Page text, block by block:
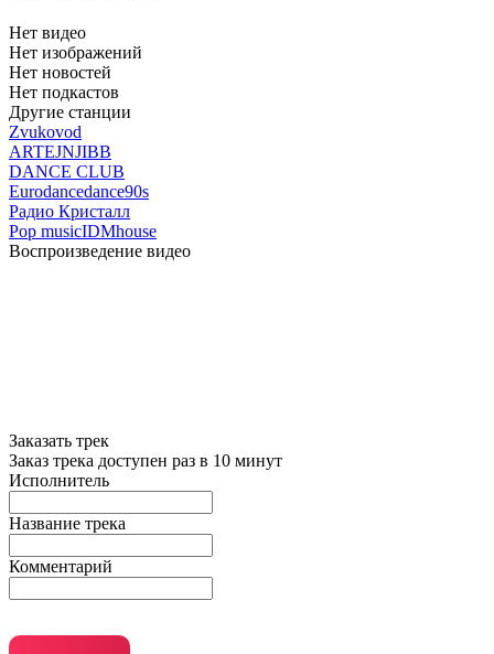
Нет видео
Нет изображений
Нет новостей
Нет подкастов
Другие станции
Zvukovod
ARTEJNJIBB
DANCE CLUB
Eurodancedance90s
Радио Кристалл
Pop musicIDMhouse
Воспроизведение видео
Заказать трек
Заказ трека доступен раз в 10 минут
Исполнитель
Название трека
Комментарий